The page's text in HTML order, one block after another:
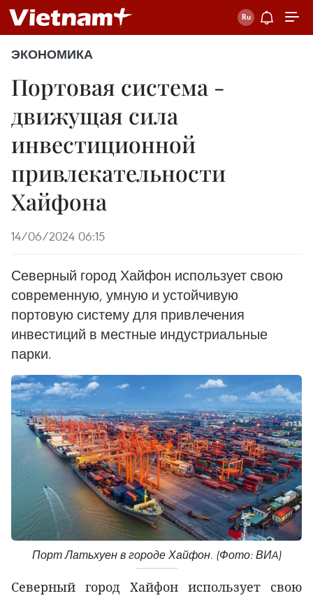
ЭКОНОМИКА
Портовая система -
движущая сила
инвестиционной
привлекательности
Хайфона
14/06/2024 06:15
Северный город Хайфон использует свою
современную, умную и устойчивую
портовую систему для привлечения
инвестиций в местные индустриальные
парки.
Порт Латьхуен в городе Хайфон. (Фото: ВИA)
Северный город Хайфон использует свою